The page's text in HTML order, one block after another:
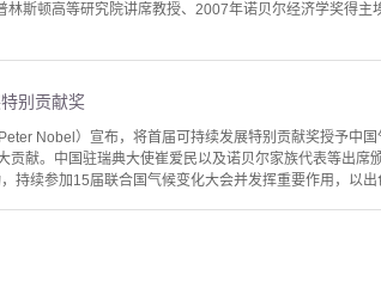
斯顿高等研究院讲席教授、2007年诺贝尔经济学奖得主
别贡献奖
Nobel）宣布，将首届可持续发展特别贡献奖授予中
献。中国驻瑞典大使崔爱民以及诺贝尔家族代表等出席
持续参加15届联合国气候变化大会并发挥重要作用，以